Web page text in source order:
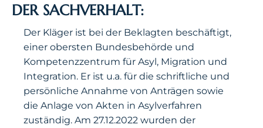
DER SACHVERHALT:
Der Kläger ist bei der Beklagten beschäftigt,
einer obersten Bundesbehörde und
Kompetenzzentrum für Asyl, Migration und
Integration. Er ist u.a. für die schriftliche und
persönliche Annahme von Anträgen sowie
die Anlage von Akten in Asylverfahren
zuständig. Am 27.12.2022 wurden der